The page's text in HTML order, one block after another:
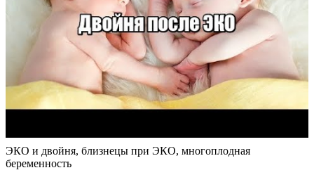
ЭКО и двойня, близнецы при ЭКО, многоплодная
беременность